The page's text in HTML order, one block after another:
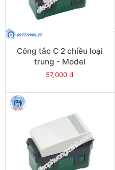
Công tắc C 2 chiều loại
trung - Model
WEV5522SW
57,000 đ